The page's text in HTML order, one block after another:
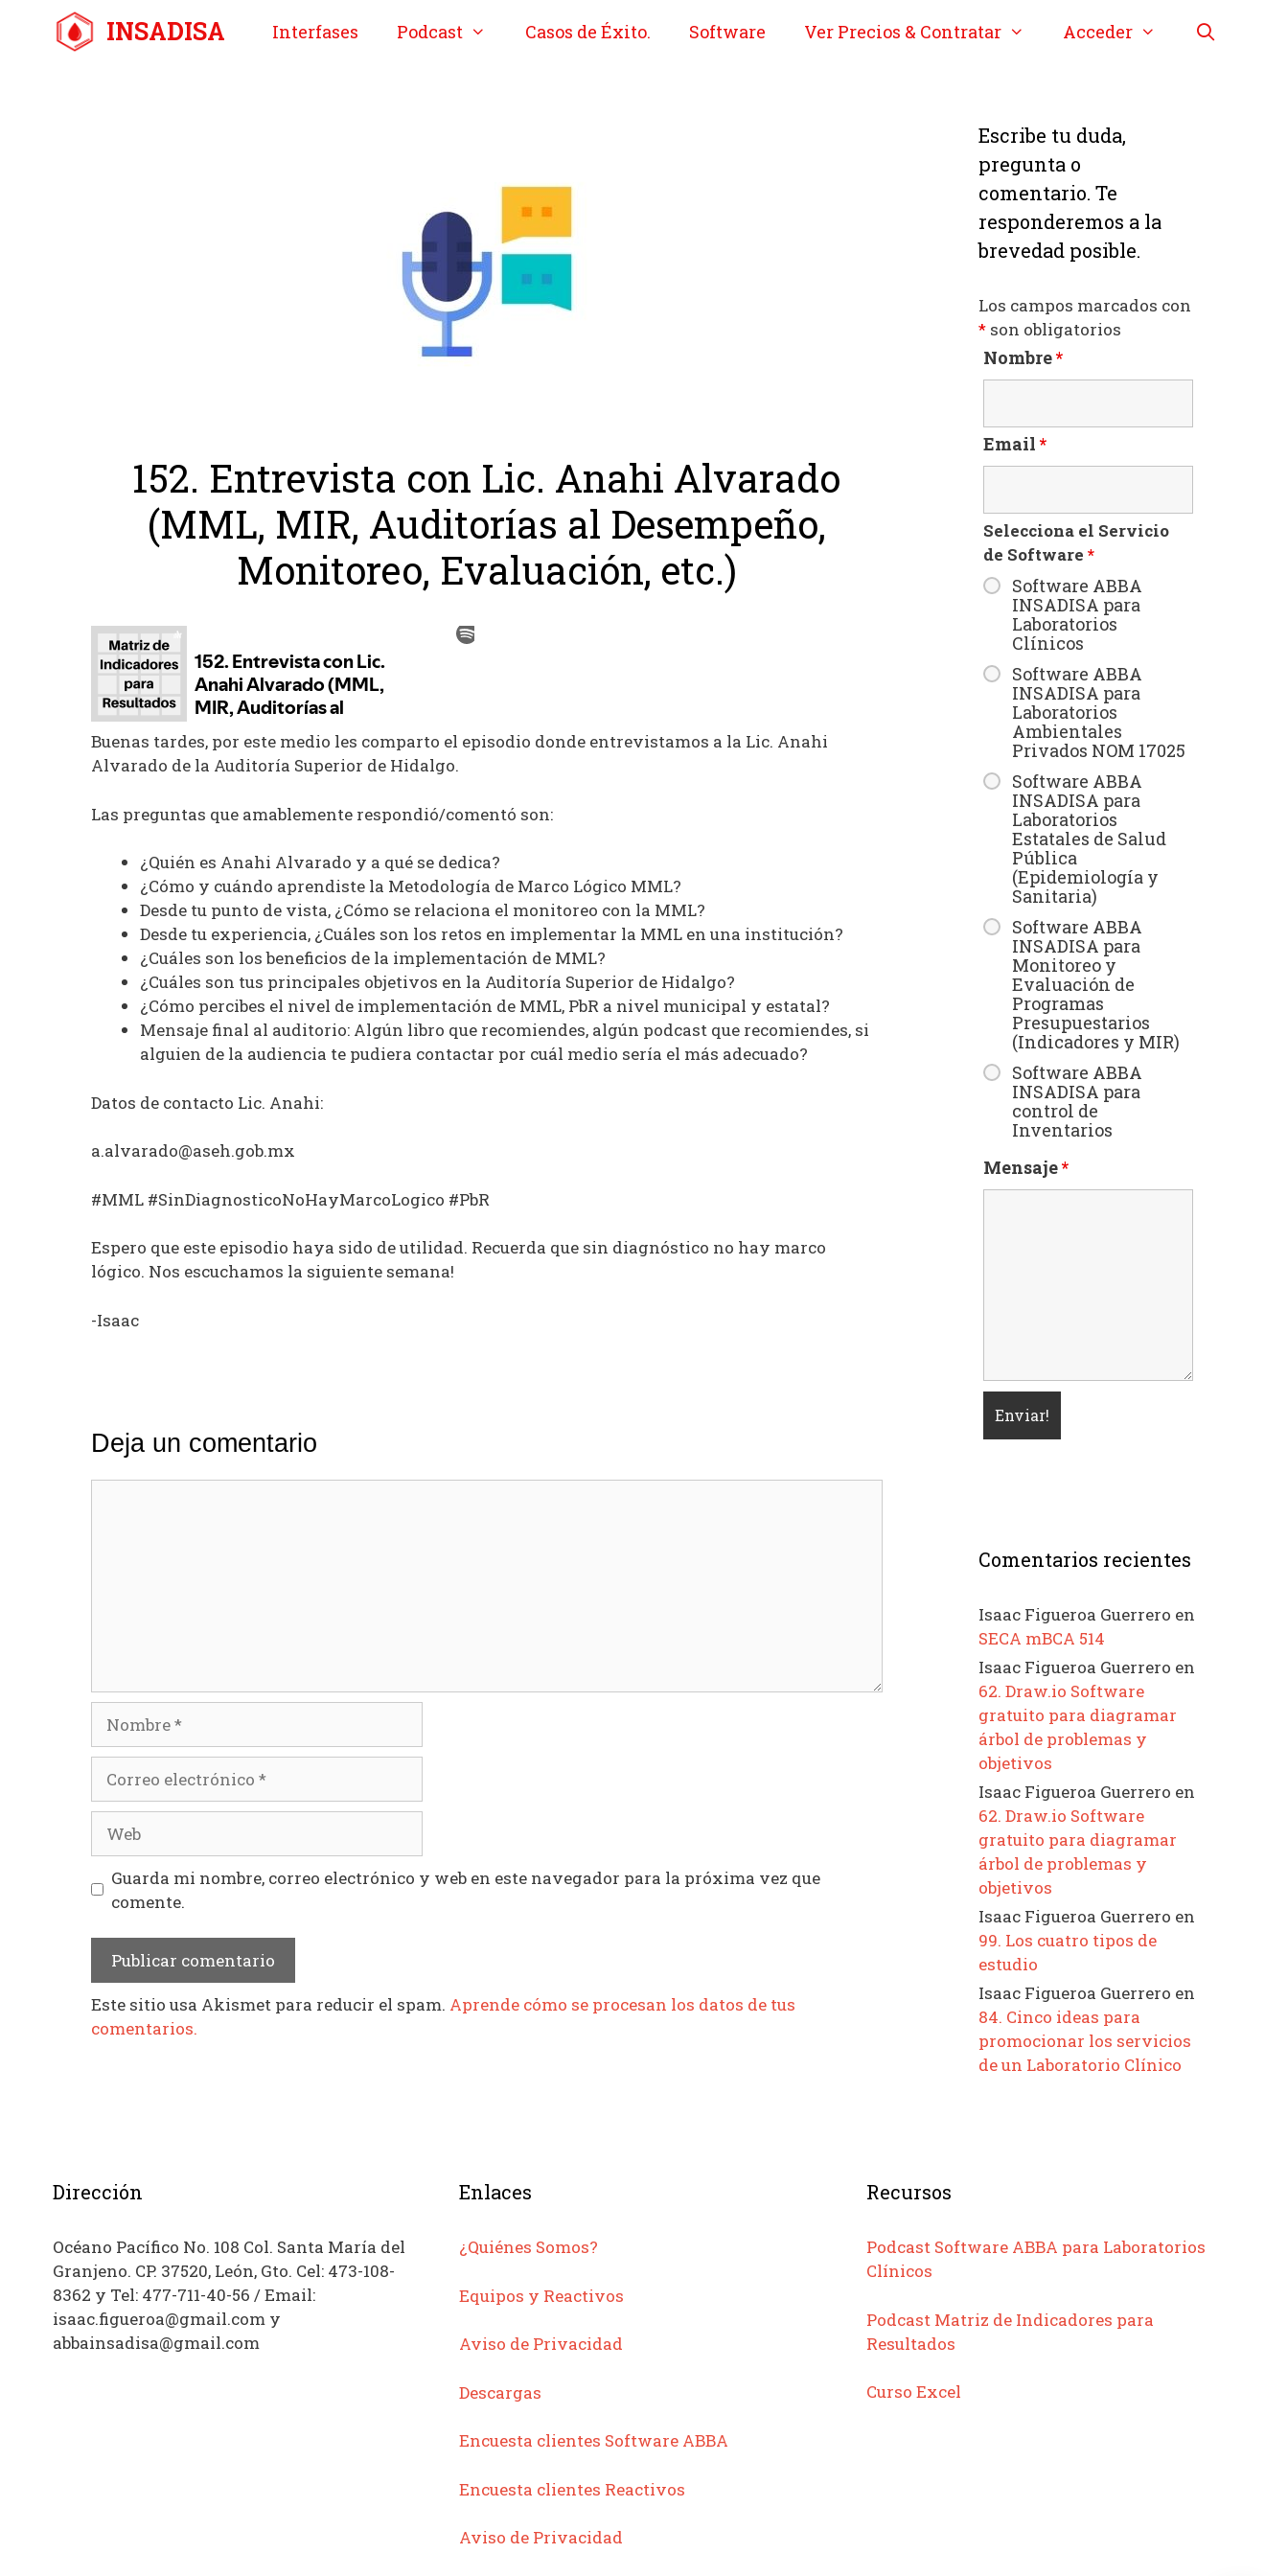
contenido
INSADISA Interfases Podcast Casos de Éxito. Software Ver Precios & Contratar Acceder
152. Entrevista con Lic. Anahi Alvarado
(MML, MIR, Auditorías al Desempeño,
Monitoreo, Evaluación, etc.)
Buenas tardes, por este medio les comparto el episodio donde entrevistamos a la Lic. Anahi
Alvarado de la Auditoría Superior de Hidalgo.
Las preguntas que amablemente respondió/comentó son:
¿Quién es Anahi Alvarado y a qué se dedica?
¿Cómo y cuándo aprendiste la Metodología de Marco Lógico MML?
Desde tu punto de vista, ¿Cómo se relaciona el monitoreo con la MML?
Desde tu experiencia, ¿Cuáles son los retos en implementar la MML en una institución?
¿Cuáles son los beneficios de la implementación de MML?
¿Cuáles son tus principales objetivos en la Auditoría Superior de Hidalgo?
¿Cómo percibes el nivel de implementación de MML, PbR a nivel municipal y estatal?
Mensaje final al auditorio: Algún libro que recomiendes, algún podcast que recomiendes, si
alguien de la audiencia te pudiera contactar por cuál medio sería el más adecuado?
Datos de contacto Lic. Anahi:
a.alvarado@aseh.gob.mx
#MML #SinDiagnosticoNoHayMarcoLogico #PbR
Espero que este episodio haya sido de utilidad. Recuerda que sin diagnóstico no hay marco
lógico. Nos escuchamos la siguiente semana!
-Isaac
Deja un comentario
electrónico
Guarda mi nombre, correo electrónico y web en este navegador para la próxima vez que
comente.
Este sitio usa Akismet para reducir el spam. Aprende cómo se procesan los datos de tus
comentarios.
Escribe tu duda,
pregunta o
comentario. Te
responderemos a la
brevedad posible.
Los campos marcados con
*son obligatorios
Nombre*
Email *
Selecciona el Servicio
de Software *
Software ABBA
INSADISA para
Laboratorios
Clínicos
Software ABBA
INSADISA para
Laboratorios
Ambientales
Privados NOM 17025
Software ABBA
INSADISA para
Laboratorios
Estatales de Salud
Pública
(Epidemiología y
Sanitaria)
Software ABBA
INSADISA para
Monitoreo y
Evaluación de
Programas
Presupuestarios
(Indicadores y MIR)
Software ABBA
INSADISA para
control de
Inventarios
Mensaje*
Comentarios recientes
Isaac Figueroa Guerrero en
SECA mBCA 514
Isaac Figueroa Guerrero en
62. Draw.io Software
gratuito para diagramar
árbol de problemas y
objetivos
Isaac Figueroa Guerrero en
62. Draw.io Software
gratuito para diagramar
árbol de problemas y
objetivos
Isaac Figueroa Guerrero en
99. Los cuatro tipos de
estudio
Isaac Figueroa Guerrero en
84. Cinco ideas para
promocionar los servicios
de un Laboratorio Clínico
Dirección
Océano Pacífico No. 108 Col. Santa María del
Granjeno. CP. 37520, León, Gto. Cel: 473-108-
8362 y Tel: 477-711-40-56 / Email:
isaac.figueroa@gmail.com y
abbainsadisa@gmail.com
Enlaces
¿Quiénes Somos?
Equipos y Reactivos
Aviso de Privacidad
Descargas
Encuesta clientes Software ABBA
Encuesta clientes Reactivos
Aviso de Privacidad
Recursos
Podcast Software ABBA para Laboratorios
Clínicos
Podcast Matriz de Indicadores para
Resultados
Curso Excel